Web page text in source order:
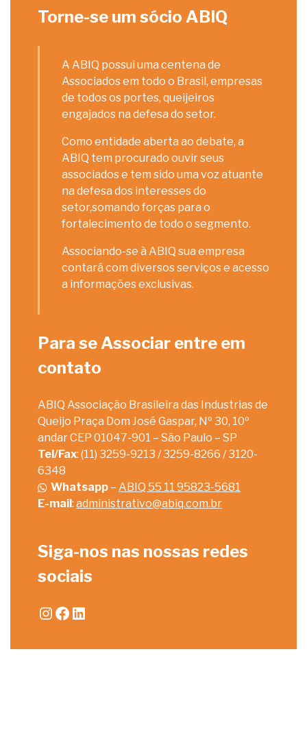
Torne-se um sócio ABIQ
A ABIQ possui uma centena de
Associados em todo o Brasil, empresas
de todos os portes, queijeiros
engajados na defesa do setor.
Como entidade aberta ao debate, a
ABIQ tem procurado ouvir seus
associados e tem sido uma voz atuante
na defesa dos interesses do
setor,somando forças para o
fortalecimento de todo o segmento.
Associando-se à ABIQ sua empresa
contará com diversos serviços e acesso
a informações exclusivas.
Para se Associar entre em
contato
ABIQ Associação Brasileira das Industrias de
Queijo Praça Dom José Gaspar, Nº 30, 10º
andar CEP 01047-901 – São Paulo – SP
Tel/Fax: (11) 3259-9213 / 3259-8266 / 3120-
6348
Whatsapp – ABIQ 55 11 95823-5681
E-mail: administrativo@abiq.com.br
Siga-nos nas nossas redes
sociais
Instagram
Facebook
LinkedIn